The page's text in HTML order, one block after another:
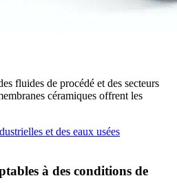
fluides de procédé et des secteurs
céramiques offrent les
et des eaux usées
à des conditions de